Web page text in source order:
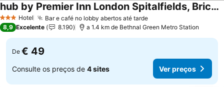
3 EstrelasHotel Bar e café no lobby abertos até tardeVer preços
hub by Premier Inn London Spitalfields, Brick Lane hotel
Ver preços
8,9 Excelente 8.190 a 1.4 km de Bethnal Green Metro Station
De € 49
Consulte os preços de 4 sites Ver preços